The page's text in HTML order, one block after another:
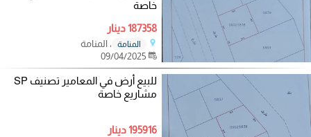
خاصة
187358 دينار
المنامة
، المنامة
للبيع أرض في المعامير تصنيف SP
مشاريع خاصة
195916 دينار